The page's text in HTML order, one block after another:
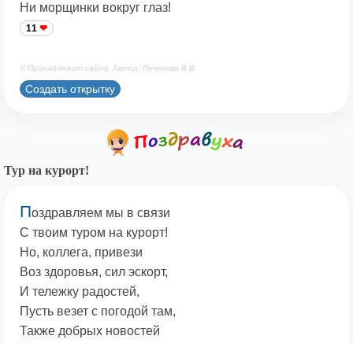
Ни морщинки вокруг глаз!
11
© Принадлежит сайту. Автор: Печенова В.В.
Создать открытку
Тур на курорт!
Поздравляем мы в связи
С твоим туром на курорт!
Но, коллега, привези
Воз здоровья, сил эскорт,
И тележку радостей,
Пусть везет с погодой там,
Также добрых новостей